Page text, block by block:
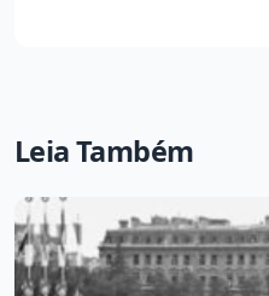
Leia Também